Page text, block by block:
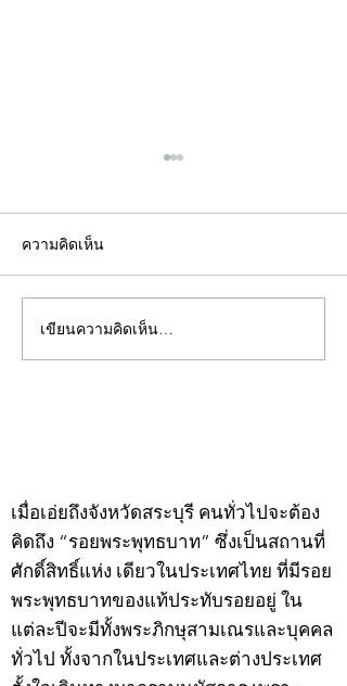
คอลัมน์"จับชีพจรวงการ
พระ"ประจำพุธที่ 29
ความคิดเห็น
เขียนความคิดเห็น…
เมื่อเอ่ยถึงจังหวัดสระบุรี คนทั่วไปจะต้อง
คิดถึง “รอยพระพุทธบาท” ซึ่งเป็นสถานที่
ศักดิ์สิทธิ์แห่ง เดียวในประเทศไทย ที่มีรอย
พระพุทธบาทของแท้ประทับรอยอยู่ ใน
แต่ละปีจะมีทั้งพระภิกษุสามเณรและบุคคล
ทั่วไป ทั้งจากในประเทศและต่างประเทศ